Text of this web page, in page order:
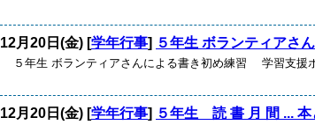
12月20日(金) [学年行事] ５年生 ボランティアさ
５年生 ボランティアさんによる書き初め練習 学習支援
12月20日(金) [学年行事] ５年生 読 書 月 間 ... 本